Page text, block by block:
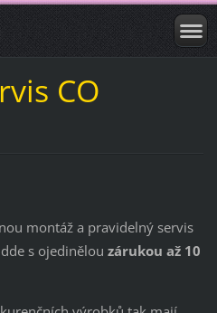
CO
montáž a pravidelný servis
s ojedinělou zárukou až 10